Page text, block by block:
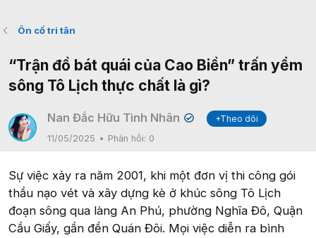
Ôn cố tri tân
“Trận đồ bát quái của Cao Biền” trấn yểm
sông Tô Lịch thực chất là gì?
Nan Đắc Hữu Tình Nhân ✔
+Theo dõi
11/05/2025
Phản hồi: 0
Sự việc xảy ra năm 2001, khi một đơn vị thi công gói
thầu nạo vét và xây dựng kè ở khúc sông Tô Lịch
đoạn sông qua làng An Phú, phường Nghĩa Đô, Quận
Cầu Giấy, gần đền Quán Đôi. Mọi việc diễn ra bình